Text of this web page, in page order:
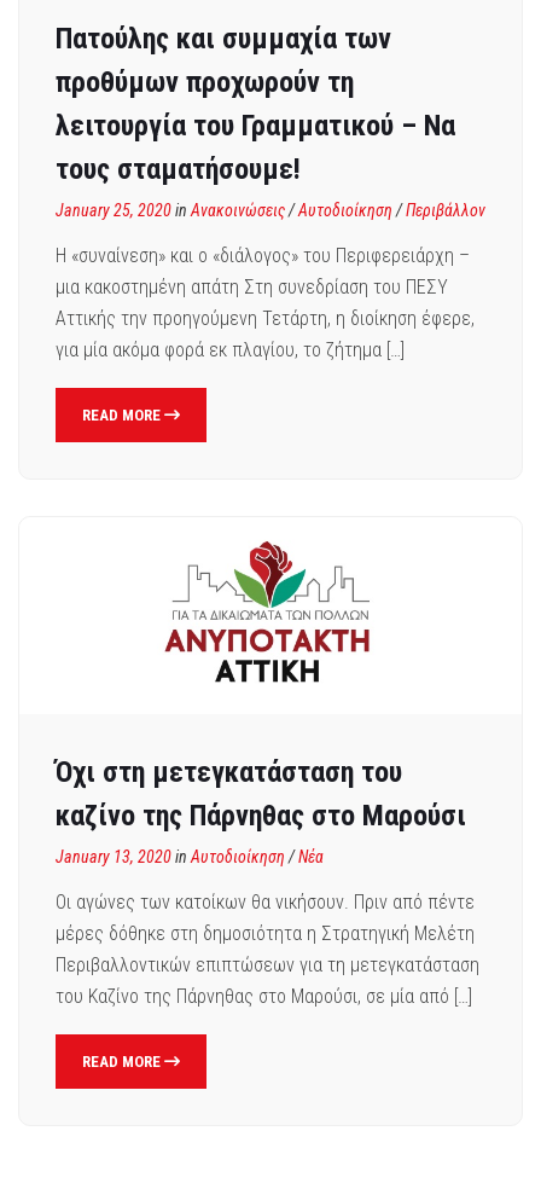
Πατούλης και συμμαχία των
προθύμων προχωρούν τη
λειτουργία του Γραμματικού – Να
τους σταματήσουμε!
January 25, 2020in Ανακοινώσεις/Αυτοδιοίκηση /Περιβάλλον
Η «συναίνεση» και ο «διάλογος» του Περιφερειάρχη –
μια κακοστημένη απάτη Στη συνεδρίαση του ΠΕΣΥ
Αττικής την προηγούμενη Τετάρτη, η διοίκηση έφερε,
για μία ακόμα φορά εκ πλαγίου, το ζήτημα […]
READ MORE
Όχι στη μετεγκατάσταση του
καζίνο της Πάρνηθας στο Μαρούσι
January 13, 2020in Αυτοδιοίκηση /Νέα
Οι αγώνες των κατοίκων θα νικήσουν. Πριν από πέντε
μέρες δόθηκε στη δημοσιότητα η Στρατηγική Μελέτη
Περιβαλλοντικών επιπτώσεων για τη μετεγκατάσταση
του Καζίνο της Πάρνηθας στο Μαρούσι, σε μία από […]
READ MORE